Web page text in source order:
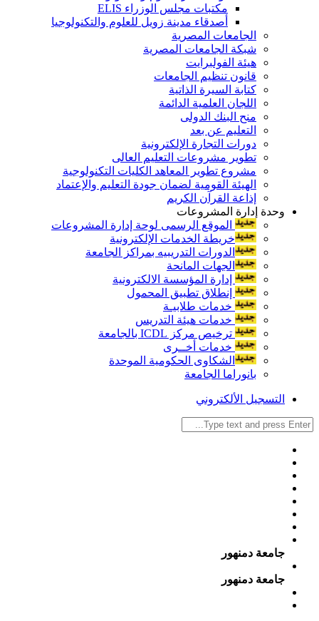
مكتبات مجلس الوزراء ELIS
أصدقاء مدينة زويل للعلوم والتكنولوجيا
الجامعات المصرية
شبكة الجامعات المصرية
هيئة الفولبرايت
قانون تنظيم الجامعات
كتابة السيرة الذاتية
اللجان العلمية الدائمة
منح البنك الدولى
التعليم عن بعد
دورات التجارة الإلكترونية
تطوير مشروعات التعليم العالى
مشروع تطوير المعاهد الكليات التكنولوجية
الهيئة القومية لضمان جودة التعليم والإعتماد
إذاعة القرآن الكريم
وحدة إدارة المشروعات
الموقع الرسمى لوحة إدارة المشروعات
خريطة الخدمات الإلكترونية
الدورات التدريبيه بمراكز الجامعة
الجهات المانحة
إدارة المؤسسة الالكترونية
إنطلاق تطبيق المحمول
خدمات طلابيـة
خدمات هيئة التدريس
ترخيص مركز ICDL بالجامعة
خدمات أخــرى
الشكاوى الحكومية الموحدة
بانوراما الجامعة
التسجيل الألكتروني
جامعة دمنهور
جامعة دمنهور